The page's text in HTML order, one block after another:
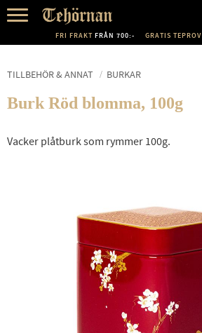
FRI FRAKT FRÅN 700:- GRATIS TEPROV
TILLBEHÖR & ANNAT BURKAR
Burk Röd blomma, 100g
Vacker plåtburk som rymmer 100g.